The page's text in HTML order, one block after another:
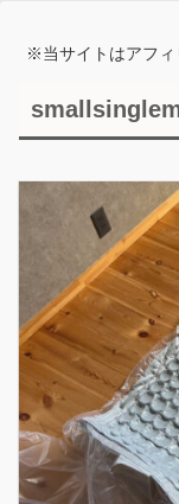
※当サイトはアフィ